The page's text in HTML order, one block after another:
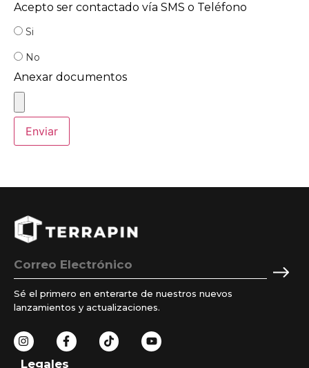
Acepto ser contactado vía SMS o Teléfono
Si
No
Anexar documentos
Sé el primero en enterarte de nuestros nuevos
lanzamientos y actualizaciones.
Legales